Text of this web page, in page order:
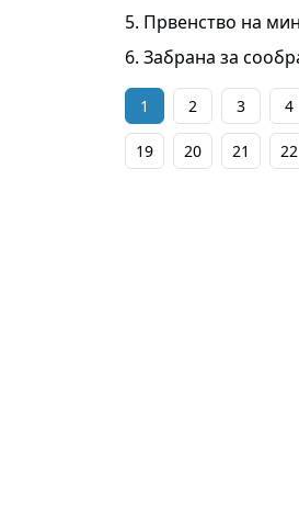
5. Првенство на
6. Забрана за
1 2 3 4
19 20 21 22